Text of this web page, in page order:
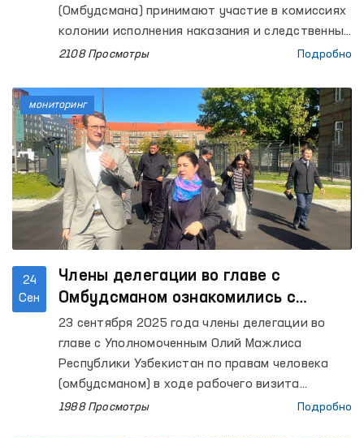
или не вставшим на путь
исправления
(Омбудсмана) принимают участие в комиссиях
колонии исполнения наказания и следственных
изоляторов по предоставлению заключений о
вставшим на путь исправления.
2108 Просмотры Подробно
24
Сен
Члены делегации во главе с
Омбудсманом ознакомились с
деятельностью национального
превентивного механизма Дании
23 сентября 2025 года члены делегации во
главе с Уполномоченным Олий Мажлиса
Республики Узбекистан по правам человека
(омбудсманом) в ходе рабочего визита
ознакомились с деятельностью национального
1988 Просмотры Подробно
мониторинг